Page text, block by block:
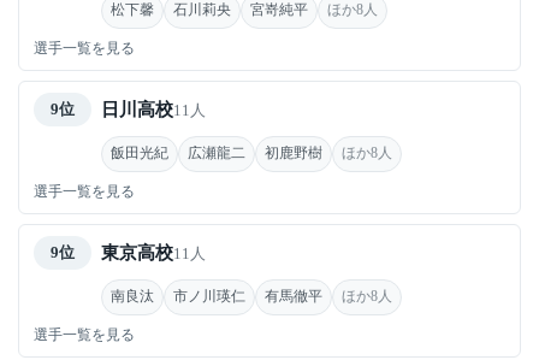
松下馨 石川莉央 宮嵜純平 ほか8人
選手一覧を見る
9位 日川高校11人
飯田光紀 広瀬龍二 初鹿野樹 ほか8人
選手一覧を見る
9位 東京高校11人
南良汰 市ノ川瑛仁 有馬徹平 ほか8人
選手一覧を見る